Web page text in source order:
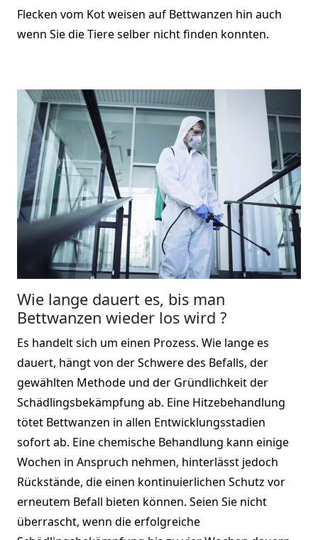
Flecken vom Kot weisen auf Bettwanzen hin auch
wenn Sie die Tiere selber nicht finden konnten.
Wie lange dauert es, bis man
Bettwanzen wieder los wird ?
Es handelt sich um einen Prozess. Wie lange es
dauert, hängt von der Schwere des Befalls, der
gewählten Methode und der Gründlichkeit der
Schädlingsbekämpfung ab. Eine Hitzebehandlung
tötet Bettwanzen in allen Entwicklungsstadien
sofort ab. Eine chemische Behandlung kann einige
Wochen in Anspruch nehmen, hinterlässt jedoch
Rückstände, die einen kontinuierlichen Schutz vor
erneutem Befall bieten können. Seien Sie nicht
überrascht, wenn die erfolgreiche